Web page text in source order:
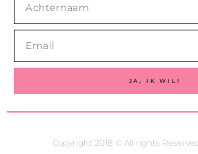
JA, IK WIL!
Copyright 2018 © All rights